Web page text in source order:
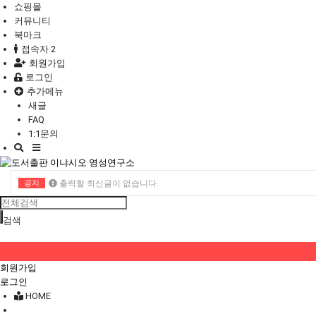
쇼핑몰
커뮤니티
북마크
접속자 2
회원가입
로그인
추가메뉴
새글
FAQ
1:1문의
Toggle
navigation
공지 출력할 최신글이 없습니다.
출력할 최신글이 없습니다.
검색
회원가입
로그인
HOME